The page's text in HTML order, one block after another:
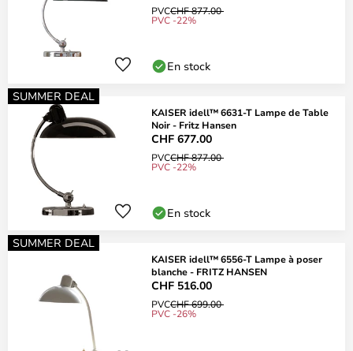
PVCCHF 877.00
PVC -22%
En stock
SUMMER DEAL
KAISER idell™ 6631-T Lampe de Table
Noir - Fritz Hansen
CHF 677.00
PVCCHF 877.00
PVC -22%
En stock
SUMMER DEAL
KAISER idell™ 6556-T Lampe à poser
blanche - FRITZ HANSEN
CHF 516.00
PVCCHF 699.00
PVC -26%